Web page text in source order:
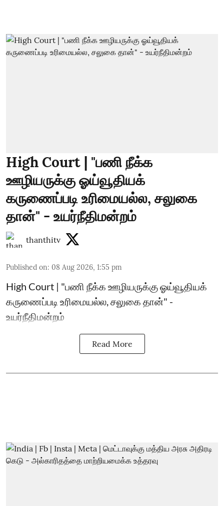
High Court | "பணி நீக்க
ஊழியருக்கு ஓய்வூதியக்
கருணைப்படி உரிமையல்ல, சலுகை
தான்" - உயர்நீதிமன்றம்
thanthitv
Published on: 08 Aug 2026, 1:55 pm
High Court | "பணி நீக்க ஊழியருக்கு ஓய்வூதியக்
கருணைப்படி உரிமையல்ல, சலுகை தான்" -
உயர்நீதிமன்றம்
Read More